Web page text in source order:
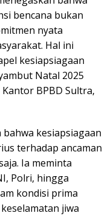
bencana bukan
nyata
Hal ini
kesiapsiagaan
Natal 2025
BPBD Sultra,
kesiapsiagaan
terhadap ancaman
Ia meminta
Polri, hingga
kondisi prima
jiwa